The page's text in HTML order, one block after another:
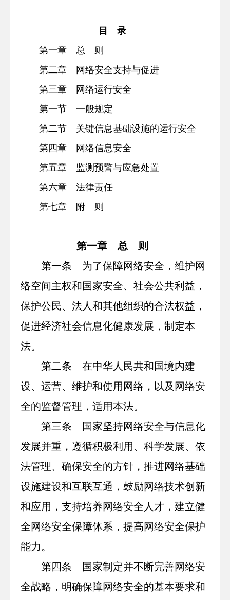
目 录
第一章 总 则
第二章 网络安全支持与促进
第三章 网络运行安全
第一节 一般规定
第二节 关键信息基础设施的运行安全
第四章 网络信息安全
第五章 监测预警与应急处置
第六章 法律责任
第七章 附 则
第一章 总 则
第一条 为了保障网络安全，维护网
络空间主权和国家安全、社会公共利益，
保护公民、法人和其他组织的合法权益，
促进经济社会信息化健康发展，制定本
法。
第二条 在中华人民共和国境内建
设、运营、维护和使用网络，以及网络安
全的监督管理，适用本法。
第三条 国家坚持网络安全与信息化
发展并重，遵循积极利用、科学发展、依
法管理、确保安全的方针，推进网络基础
设施建设和互联互通，鼓励网络技术创新
和应用，支持培养网络安全人才，建立健
全网络安全保障体系，提高网络安全保护
能力。
第四条 国家制定并不断完善网络安
全战略，明确保障网络安全的基本要求和